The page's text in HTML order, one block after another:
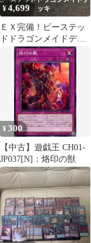
¥4,699
ＥＸ完備！ビーステッ
ドドラゴンメイドデッ
¥300
【中古】遊戯王 CH01-
JP037[N]：烙印の獣